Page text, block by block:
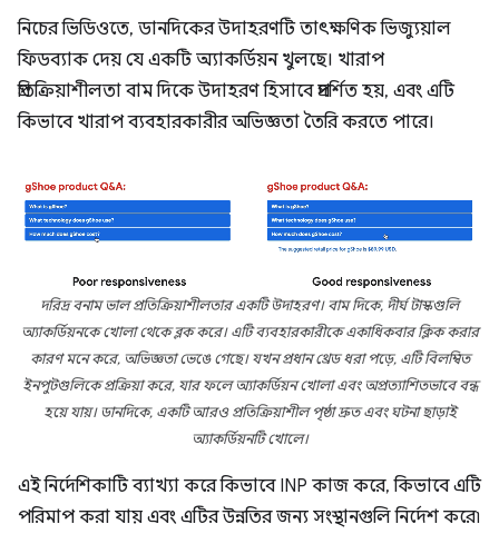
নিচের ভিডিওতে, ডানদিকের উদাহরণটি তাৎক্ষণিক ভিজ্যুয়াল
ফিডব্যাক দেয় যে একটি অ্যাকর্ডিয়ন খুলছে। খারাপ
প্রতিক্রিয়াশীলতা বাম দিকে উদাহরণ হিসাবে প্রদর্শিত হয়, এবং এটি
কিভাবে খারাপ ব্যবহারকারীর অভিজ্ঞতা তৈরি করতে পারে।
দরিদ্র বনাম ভাল প্রতিক্রিয়াশীলতার একটি উদাহরণ। বাম দিকে, দীর্ঘ টাস্কগুলি
অ্যাকর্ডিয়নকে খোলা থেকে ব্লক করে। এটি ব্যবহারকারীকে একাধিকবার ক্লিক করার
কারণ মনে করে, অভিজ্ঞতা ভেঙে গেছে। যখন প্রধান থ্রেড ধরা পড়ে, এটি বিলম্বিত
ইনপুটগুলিকে প্রক্রিয়া করে, যার ফলে অ্যাকর্ডিয়ন খোলা এবং অপ্রত্যাশিতভাবে বন্ধ
হয়ে যায়। ডানদিকে, একটি আরও প্রতিক্রিয়াশীল পৃষ্ঠা দ্রুত এবং ঘটনা ছাড়াই
অ্যাকর্ডিয়নটি খোলে।
এই নির্দেশিকাটি ব্যাখ্যা করে কিভাবে INP কাজ করে, কিভাবে এটি
পরিমাপ করা যায় এবং এটির উন্নতির জন্য সংস্থানগুলি নির্দেশ করে৷